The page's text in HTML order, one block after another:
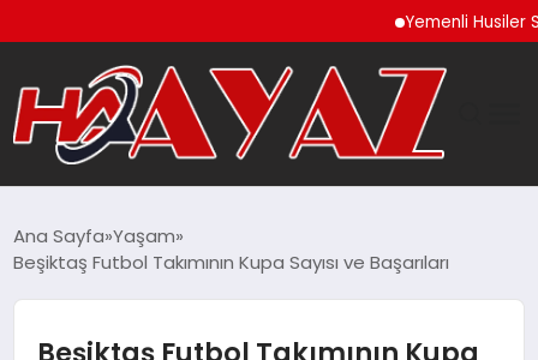
Yemenli Husiler Suudi
DÜNYA
EĞITIM
Ana Sayfa Yaşam
Beşiktaş Futbol Takımının Kupa Sayısı ve Başarıları